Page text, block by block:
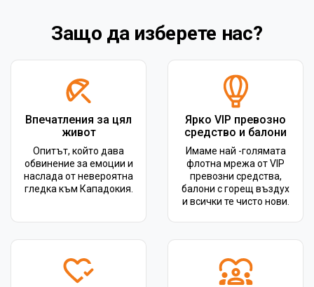
Защо да изберете нас?
Впечатления за цял
живот
Опитът, който дава
обвинение за емоции и
наслада от невероятна
гледка към Кападокия.
Ярко VIP превозно
средство и балони
Имаме най -голямата
флотна мрежа от VIP
превозни средства,
балони с горещ въздух
и всички те чисто нови.